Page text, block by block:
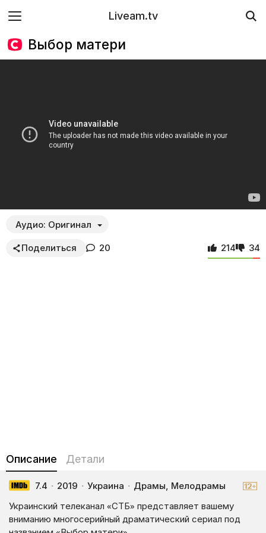
Liveam.tv
Выбор матери
Аудио: Оригинал
Поделиться 20 214 34
Описание Детали
7.4 · 2019 · Украина · Драмы, Мелодрамы
Украинский телеканал «СТБ» представляет вашему
вниманию многосерийный драматический сериал под